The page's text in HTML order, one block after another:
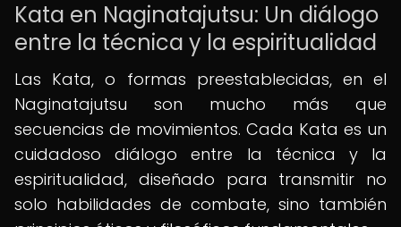
Kata en Naginatajutsu: Un diálogo
entre la técnica y la espiritualidad
Las Kata, o formas preestablecidas, en el
Naginatajutsu son mucho más que
secuencias de movimientos. Cada Kata es un
cuidadoso diálogo entre la técnica y la
espiritualidad, diseñado para transmitir no
solo habilidades de combate, sino también